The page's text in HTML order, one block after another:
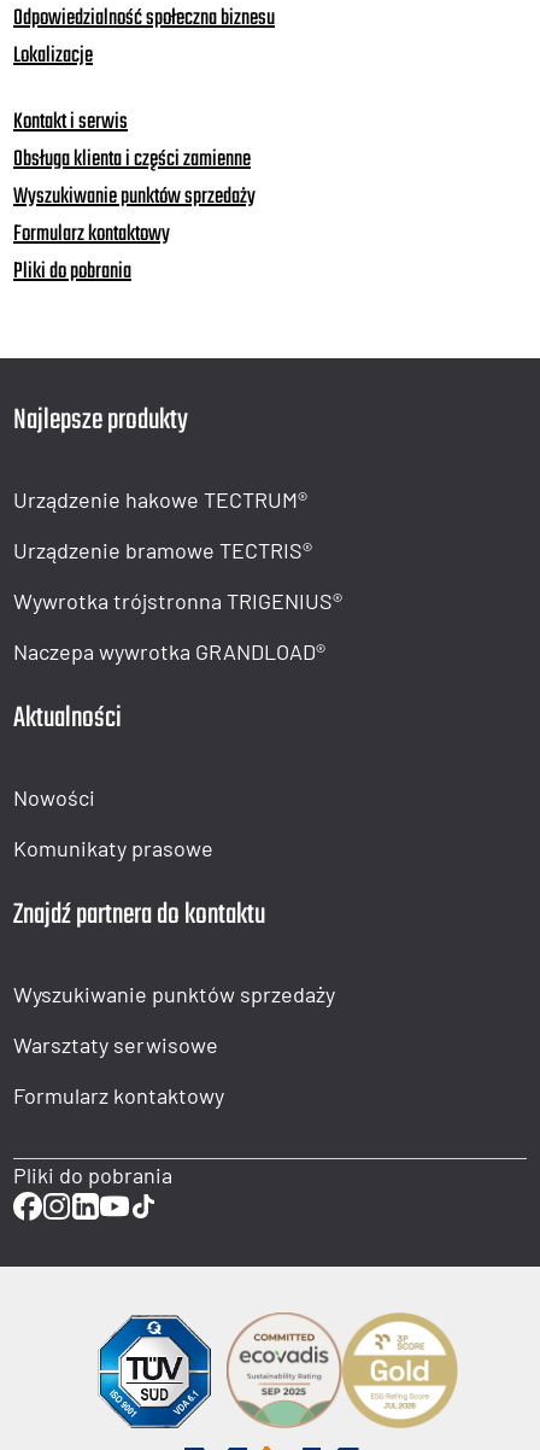
Odpowiedzialność społeczna biznesu
Lokalizacje
Kontakt i serwis
Obsługa klienta i części zamienne
Wyszukiwanie punktów sprzedaży
Formularz kontaktowy
Pliki do pobrania
Najlepsze produkty
Urządzenie hakowe TECTRUM®
Urządzenie bramowe TECTRIS®
Wywrotka trójstronna TRIGENIUS®
Naczepa wywrotka GRANDLOAD®
Aktualności
Nowości
Komunikaty prasowe
Znajdź partnera do kontaktu
Wyszukiwanie punktów sprzedaży
Warsztaty serwisowe
Formularz kontaktowy
Pliki do pobrania